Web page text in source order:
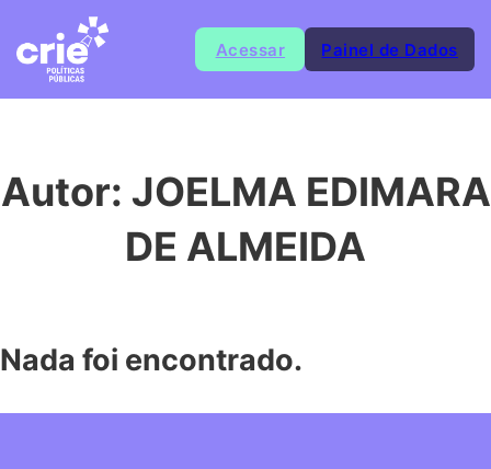
Acessar Painel de Dados
Autor: JOELMA EDIMARA
DE ALMEIDA
Nada foi encontrado.